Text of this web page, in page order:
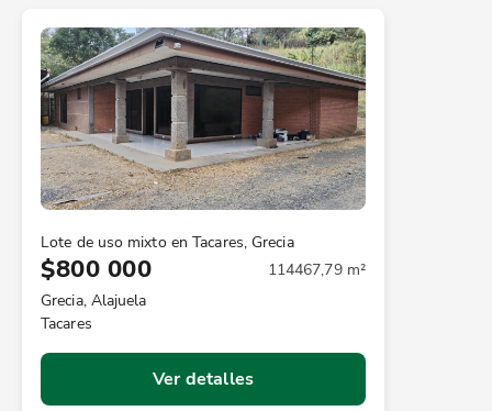
Lote de uso mixto en Tacares, Grecia
$800 000
114467,79 m²
Grecia, Alajuela
Tacares
Ver detalles